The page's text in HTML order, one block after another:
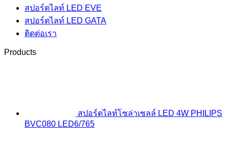
สปอร์ตไลท์ LED EVE
สปอร์ตไลท์ LED GATA
ติดต่อเรา
Products
สปอร์ตไลท์โซล่าเซลล์ LED 4W PHILIPS
BVC080 LED6/765